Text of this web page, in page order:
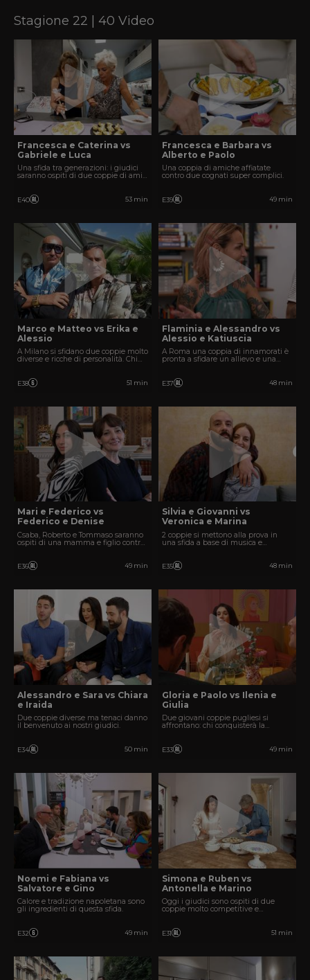
Stagione 22 | 40 Video
Francesca e Caterina vs
Gabriele e Luca
Una sfida tra generazioni: i giudici
saranno ospiti di due coppie di amici
E40 53 min
Francesca e Barbara vs
Alberto e Paolo
Una coppia di amiche affiatate
contro due cognati super complici.
E39 49 min
Marco e Matteo vs Erika e
Alessio
A Milano si sfidano due coppie molto
diverse e ricche di personalità. Chi
E38 51 min
Flaminia e Alessandro vs
Alessio e Katiuscia
A Roma una coppia di innamorati è
pronta a sfidare un allievo e una
E37 48 min
Mari e Federico vs
Federico e Denise
Csaba, Roberto e Tommaso saranno
ospiti di una mamma e figlio contro
E36 49 min
Silvia e Giovanni vs
Veronica e Marina
2 coppie si mettono alla prova in
una sfida a base di musica e
E35 48 min
Alessandro e Sara vs Chiara
e Iraida
Due coppie diverse ma tenaci danno
il benvenuto ai nostri giudici.
E34 50 min
Gloria e Paolo vs Ilenia e
Giulia
Due giovani coppie pugliesi si
affrontano: chi conquisterà la
E33 49 min
Noemi e Fabiana vs
Salvatore e Gino
Calore e tradizione napoletana sono
gli ingredienti di questa sfida.
E32 49 min
Simona e Ruben vs
Antonella e Marino
Oggi i giudici sono ospiti di due
coppie molto competitive e
E31 51 min